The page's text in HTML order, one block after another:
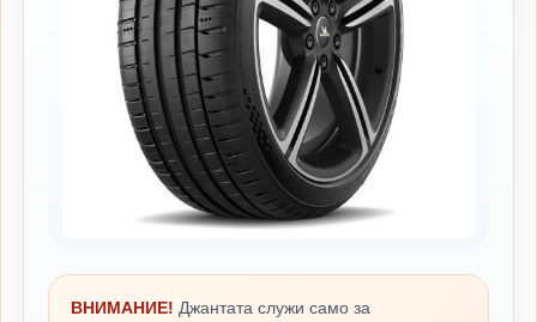
ВНИМАНИЕ! Джантата служи само за